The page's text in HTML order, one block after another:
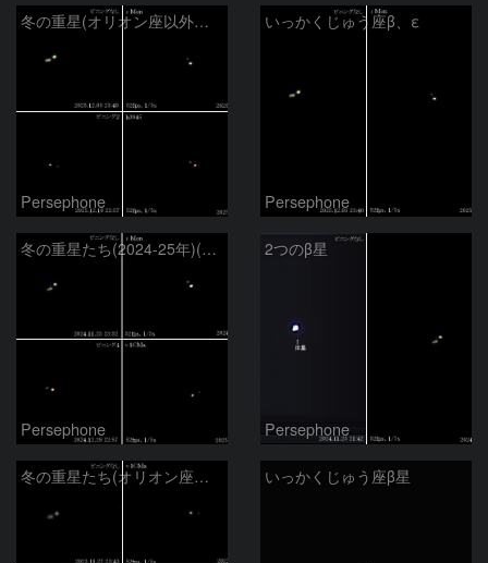
冬の重星(オリオン座以外：2025年)
Persephone
いっかくじゅう座β、ε
Persephone
冬の重星たち(2024-25年)(オリオン座以外)
Persephone
2つのβ星
Persephone
冬の重星たち(オリオン座以外)(2023年) いっかくじゅう座β星